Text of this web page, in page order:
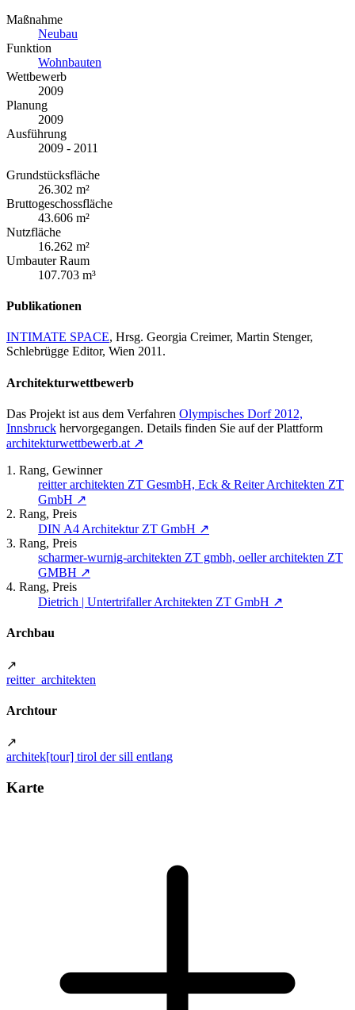
Maßnahme
Neubau
Funktion
Wohnbauten
Wettbewerb
2009
Planung
2009
Ausführung
2009 - 2011
Grundstücksfläche
26.302 m²
Bruttogeschossfläche
43.606 m²
Nutzfläche
16.262 m²
Umbauter Raum
107.703 m³
Publikationen
INTIMATE SPACE, Hrsg. Georgia Creimer, Martin Stenger,
Schlebrügge Editor, Wien 2011.
Architekturwettbewerb
Das Projekt ist aus dem Verfahren Olympisches Dorf 2012,
Innsbruck hervorgegangen. Details finden Sie auf der Plattform
architekturwettbewerb.at ↗
1. Rang, Gewinner
reitter architekten ZT GesmbH, Eck & Reiter Architekten ZT
GmbH ↗
2. Rang, Preis
DIN A4 Architektur ZT GmbH ↗
3. Rang, Preis
scharmer-wurnig-architekten ZT gmbh, oeller architekten ZT
GMBH ↗
4. Rang, Preis
Dietrich | Untertrifaller Architekten ZT GmbH ↗
Archbau
↗
reitter_architekten
Archtour
↗
architek[tour] tirol der sill entlang
Karte